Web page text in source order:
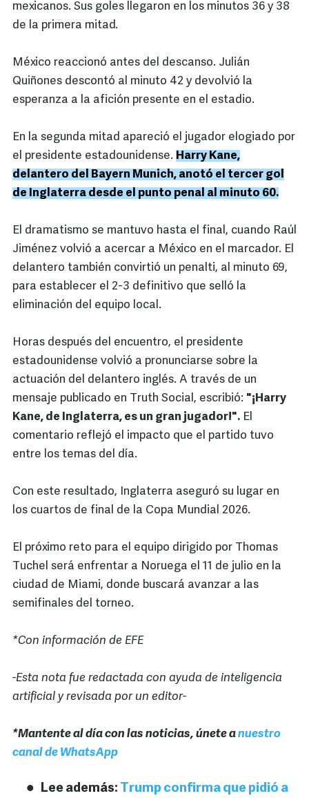
mexicanos. Sus goles llegaron en los minutos 36 y 38
de la primera mitad.
México reaccionó antes del descanso. Julián
Quiñones descontó al minuto 42 y devolvió la
esperanza a la afición presente en el estadio.
En la segunda mitad apareció el jugador elogiado por
el presidente estadounidense. Harry Kane,
delantero del Bayern Munich, anotó el tercer gol
de Inglaterra desde el punto penal al minuto 60.
El dramatismo se mantuvo hasta el final, cuando Raúl
Jiménez volvió a acercar a México en el marcador. El
delantero también convirtió un penalti, al minuto 69,
para establecer el 2-3 definitivo que selló la
eliminación del equipo local.
Horas después del encuentro, el presidente
estadounidense volvió a pronunciarse sobre la
actuación del delantero inglés. A través de un
mensaje publicado en Truth Social, escribió: "¡Harry
Kane, de Inglaterra, es un gran jugador!". El
comentario reflejó el impacto que el partido tuvo
entre los temas del día.
Con este resultado, Inglaterra aseguró su lugar en
los cuartos de final de la Copa Mundial 2026.
El próximo reto para el equipo dirigido por Thomas
Tuchel será enfrentar a Noruega el 11 de julio en la
ciudad de Miami, donde buscará avanzar a las
semifinales del torneo.
*Con información de EFE
-Esta nota fue redactada con ayuda de inteligencia
artificial y revisada por un editor-
*Mantente al día con las noticias, únete anuestro
canal de WhatsApp
Lee además: Trump confirma que pidió a